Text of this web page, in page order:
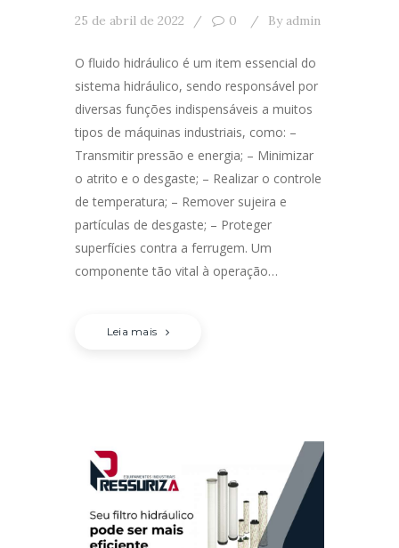
25 de abril de 2022 0 By admin
O fluido hidráulico é um item essencial do
sistema hidráulico, sendo responsável por
diversas funções indispensáveis a muitos
tipos de máquinas industriais, como: –
Transmitir pressão e energia; – Minimizar
o atrito e o desgaste; – Realizar o controle
de temperatura; – Remover sujeira e
partículas de desgaste; – Proteger
superfícies contra a ferrugem. Um
componente tão vital à operação…
Leia mais